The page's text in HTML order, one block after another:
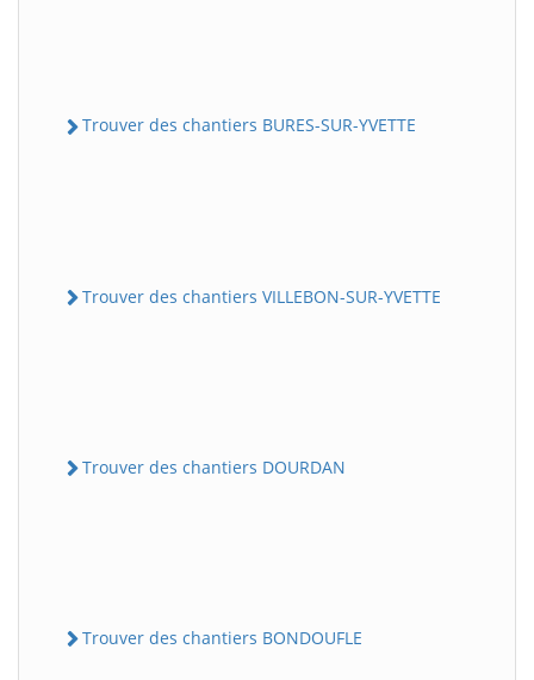
Trouver des chantiers BURES-SUR-YVETTE
Trouver des chantiers VILLEBON-SUR-YVETTE
Trouver des chantiers DOURDAN
Trouver des chantiers BONDOUFLE